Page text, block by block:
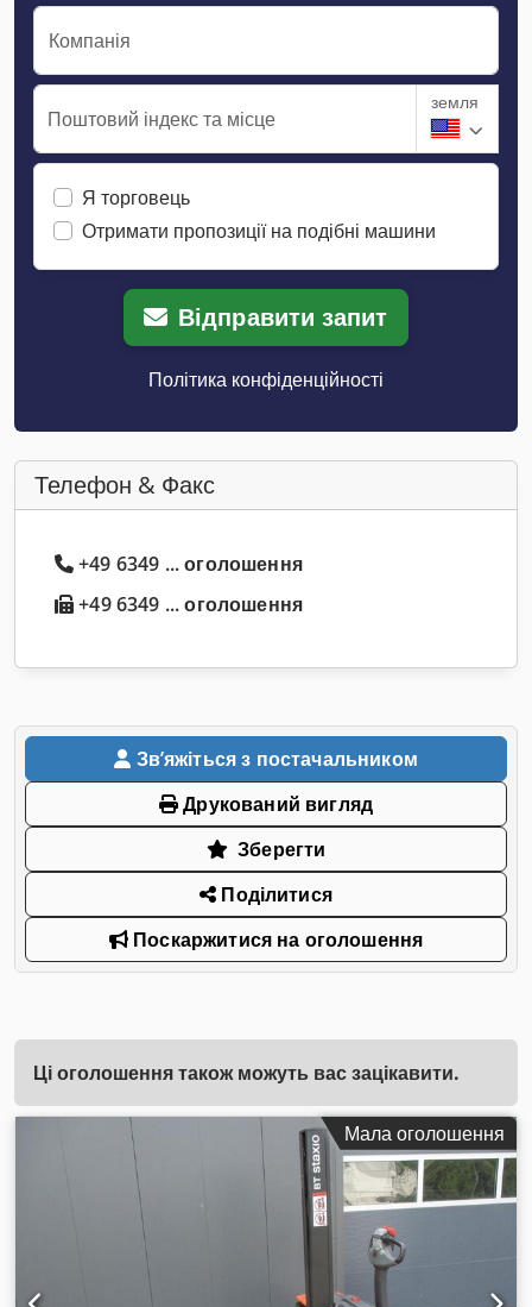
Компанія
Поштовий індекс та місце
земля
Я торговець
Отримати пропозиції на подібні машини
Відправити запит
Політика конфіденційності
Телефон & Факс
+49 6349 ... оголошення
+49 6349 ... оголошення
Звʼяжіться з постачальником
Друкований вигляд
Зберегти
Поділитися
Поскаржитися на оголошення
Ці оголошення також можуть вас зацікавити.
Мала оголошення